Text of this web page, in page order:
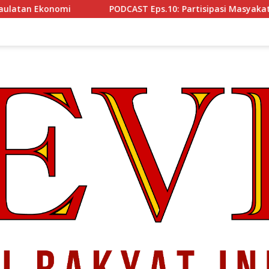
Eps.10: Partisipasi Masyakat Cegah Korupsi, Narsum